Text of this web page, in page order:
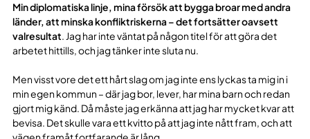
Min diplomatiska linje, mina försök att bygga broar med andra
länder, att minska konfliktriskerna – det fortsätter oavsett
valresultat. Jag har inte väntat på någon titel för att göra det
arbetet hittills, och jag tänker inte sluta nu.
Men visst vore det ett hårt slag om jag inte ens lyckas ta mig in i
min egen kommun – där jag bor, lever, har mina barn och redan
gjort mig känd. Då måste jag erkänna att jag har mycket kvar att
bevisa. Det skulle vara ett kvitto på att jag inte nått fram, och att